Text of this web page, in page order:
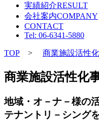
実績紹介RESULT
会社案内COMPANY
CONTACT
Tel: 06-6341-5880
TOP > 商業施設活性
商業施設活性化
地域・オ－ナ－様の
テナントリ－シング